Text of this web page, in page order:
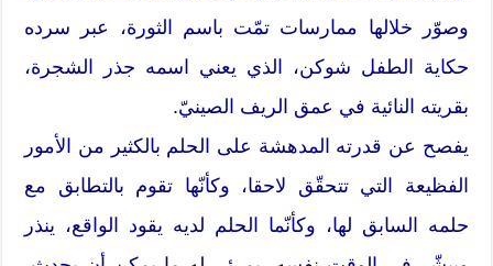
وصوّر خلالها ممارسات تمّت باسم الثورة، عبر سرده
حكاية الطفل شوكن، الذي يعني اسمه جذر الشجرة،
بقريته النائية في عمق الريف الصينيّ.
يفصح عن قدرته المدهشة على الحلم بالكثير من الأمور
الفظيعة التي تتحقّق لاحقا، وكأنّها تقوم بالتطابق مع
حلمه السابق لها، وكأنّما الحلم لديه يقود الواقع، ينذر